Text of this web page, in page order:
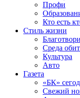
Профи
Кто есть
Стиль жизни
Среда
Культура
Авто
Газета
«БК»
Свежий